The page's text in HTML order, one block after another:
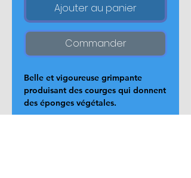
Ajouter au panier
Commander
Belle et vigoureuse grimpante
produisant des courges qui donnent
des éponges végétales.